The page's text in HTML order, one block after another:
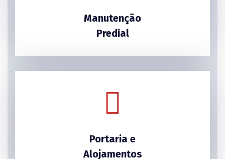
Manutenção
Predial
Portaria e
Alojamentos